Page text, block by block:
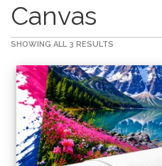
Canvas
SHOWING ALL 3 RESULTS